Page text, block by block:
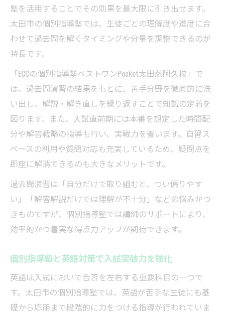
塾を活用することでその効果を最大限に引き出せます。
太田市の個別指導塾では、生徒ごとの理解度や進度に合
わせて過去問を解くタイミングや分量を調整できるのが
特長です。
「ECCの個別指導塾ベストワンPocket太田藤阿久校」で
は、過去問演習の結果をもとに、苦手分野を徹底的に洗
い出し、解説・解き直しを繰り返すことで知識の定着を
図ります。また、入試直前期には本番を想定した時間配
分や解答戦略の指導も行い、実戦力を養います。自習ス
ペースの利用や質問対応も充実しているため、疑問点を
即座に解消できるのも大きなメリットです。
過去問演習は「自分だけで取り組むと、つい偏りやす
い」「解答解説だけでは理解が不十分」などの悩みがつ
きものですが、個別指導塾では講師のサポートにより、
効率的かつ着実な得点力アップが期待できます。
個別指導塾と英語対策で入試突破力を強化
英語は入試において合否を左右する重要科目の一つで
す。太田市の個別指導塾では、英語が苦手な生徒にも基
礎から応用まで段階的に力をつける指導が行われていま